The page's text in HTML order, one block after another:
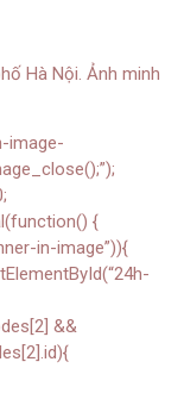
image-
{
in-image”)){
&&